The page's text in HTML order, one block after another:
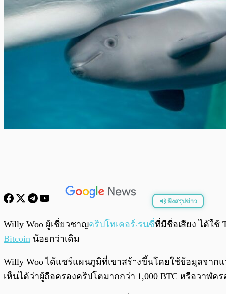
ฟังสรุปข่าว
พร้อมเล่น
Willy Woo ผู้เชี่ยวชาญคริปโทเคอร์เรนซี่ที่มีชื่อเสียง ได้ใช้
Bitcoin น้อยกว่าเดิม
Willy Woo ได้แชร์แผนภูมิที่เขาสร้างขึ้นโดยใช้ข้อมูลจาก
เห็นได้ว่าผู้ถือครองคริปโตมากกว่า 1,000 BTC หรือวาฬค